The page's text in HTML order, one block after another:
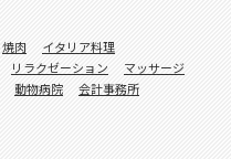
焼肉
イタリア料理
リラクゼーション
マッサージ
動物病院
会計事務所